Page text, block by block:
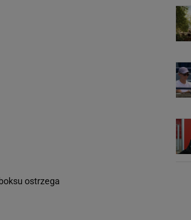
ostrzega